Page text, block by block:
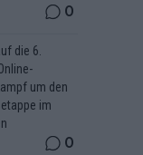
0
die 6.
um den
im
0